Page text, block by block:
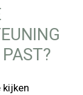
kijken